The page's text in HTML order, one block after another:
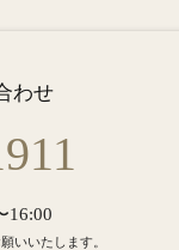
わせ
16:00
いいたします。